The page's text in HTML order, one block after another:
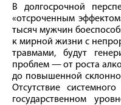
В долгосрочной
«отсроченным
тысяч мужчин
к мирной жизни с
травмами, будут
проблем — от роста
до повышенной
Отсутствие
государственном